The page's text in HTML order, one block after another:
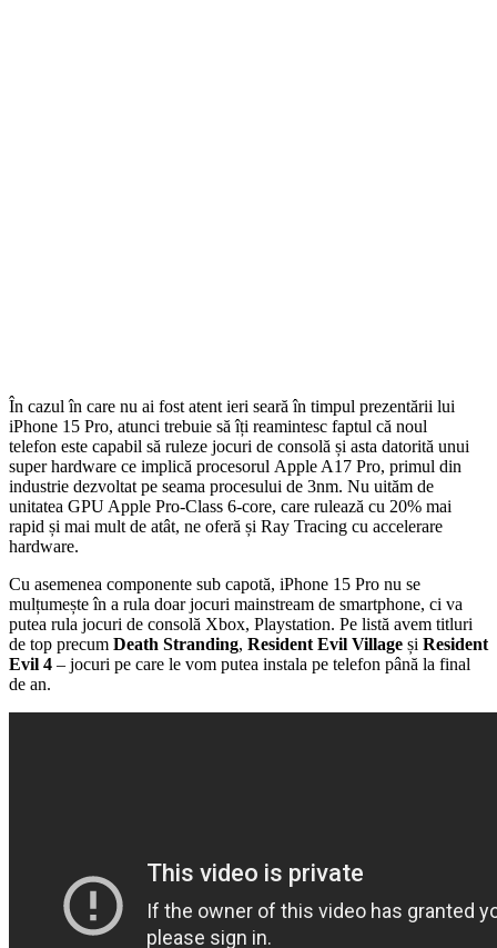
În cazul în care nu ai fost atent ieri seară în timpul prezentării lui
iPhone 15 Pro, atunci trebuie să îți reamintesc faptul că noul
telefon este capabil să ruleze jocuri de consolă și asta datorită unui
super hardware ce implică procesorul Apple A17 Pro, primul din
industrie dezvoltat pe seama procesului de 3nm. Nu uităm de
unitatea GPU Apple Pro-Class 6-core, care rulează cu 20% mai
rapid și mai mult de atât, ne oferă și Ray Tracing cu accelerare
hardware.
Cu asemenea componente sub capotă, iPhone 15 Pro nu se
mulțumește în a rula doar jocuri mainstream de smartphone, ci va
putea rula jocuri de consolă Xbox, Playstation. Pe listă avem titluri
de top precum Death Stranding, Resident Evil Village și Resident
Evil 4 – jocuri pe care le vom putea instala pe telefon până la final
de an.